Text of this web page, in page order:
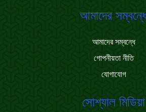
আমাদের
আমাদের সম্বন্ধে
গোপনীয়তা নীতি
যোগাযোগ
সোশ্যাল মিডিয়া